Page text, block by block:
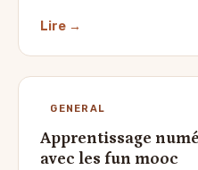
Lire →
GENERAL
Apprentissage
avec les fun mooc